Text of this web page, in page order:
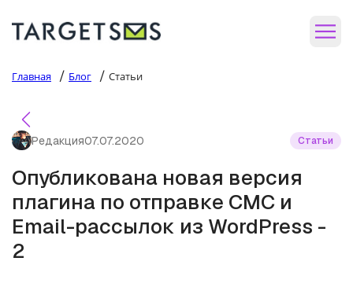
Главная / Блог / Статьи
Редакция07.07.2020 Статьи
Опубликована новая версия
плагина по отправке СМС и
Email-рассылок из WordPress -
2